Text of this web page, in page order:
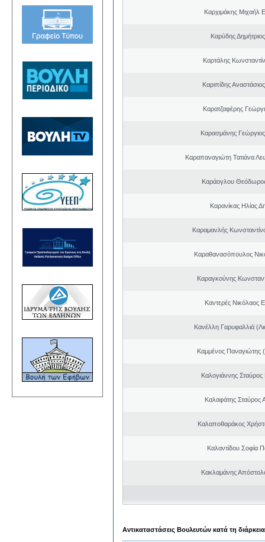
Καρχιμάκης Μιχαήλ
Καρύδης
Καρτάλης
Καριπίδης
Καρατζαφέρης
Καρασμάνης
Καραπαναγιώτη Τατιάνα
Καράογλου
Καρανίκας Ηλίας
Καραμανλής
Καραθανασόπουλος
Καραγκούνης
Καντερές Νικόλαος
Κανέλλη Γαρυφαλλιά
Καμμένος Παναγιώτης
Καλογιάννης Σταύρος
Καλαφάτης Σταύρος
Καλαποθαράκος
Καλαντίδου Σοφία
Κακλαμάνης
Αντικαταστάσεις Βουλευτών κατά τη